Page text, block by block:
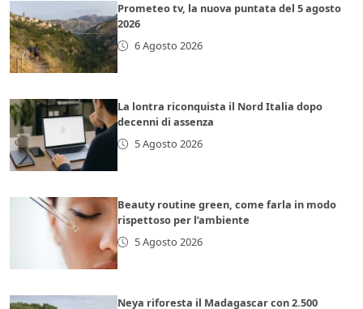
Prometeo tv, la nuova puntata del 5 agosto
2026
6 Agosto 2026
La lontra riconquista il Nord Italia dopo
decenni di assenza
5 Agosto 2026
Beauty routine green, come farla in modo
rispettoso per l’ambiente
5 Agosto 2026
Neya riforesta il Madagascar con 2.500